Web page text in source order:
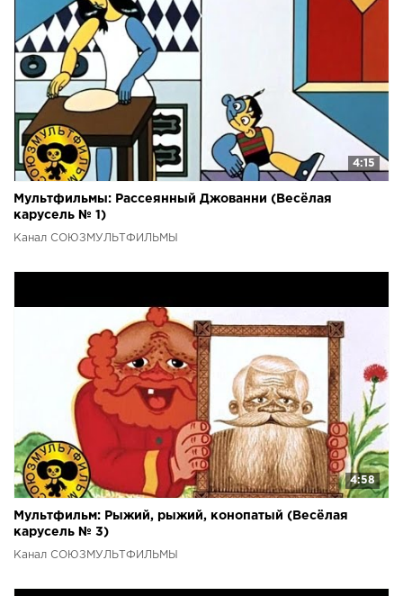
4:15
Мультфильмы: Рассеянный Джованни (Весёлая
карусель № 1)
Канал СОЮЗМУЛЬТФИЛЬМЫ
4:58
Мультфильм: Рыжий, рыжий, конопатый (Весёлая
карусель № 3)
Канал СОЮЗМУЛЬТФИЛЬМЫ